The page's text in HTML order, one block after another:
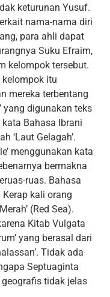
keturunan Yusuf.
nama-nama diri
para ahli dapat
Suku Efraim,
kelompok tersebut.
itu
mereka terbentang
yang digunakan teks
Bahasa Ibrani
‘Laut Gelagah’.
menggunakan kata
bermakna
ruas. Bahasa
Kerap kali orang
(Red Sea).
Kitab Vulgata
yang berasal dari
Tidak ada
Septuaginta
tidak jelas